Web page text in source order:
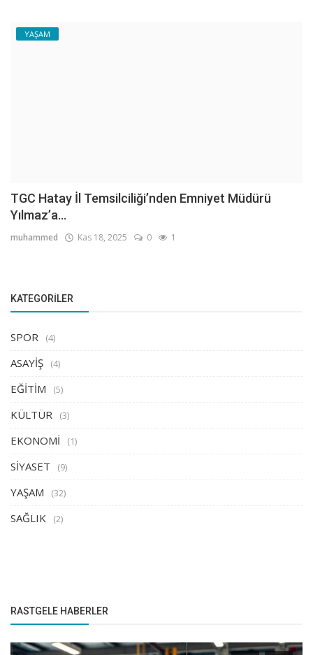
YAŞAM
TGC Hatay İl Temsilciliği’nden Emniyet Müdürü
Yılmaz’a...
muhammed Kas 18, 2025 0 1
KATEGORILER
SPOR (4)
ASAYİŞ (4)
EĞİTİM (5)
KÜLTÜR (3)
EKONOMİ (1)
SİYASET (9)
YAŞAM (32)
SAĞLIK (2)
RASTGELE HABERLER